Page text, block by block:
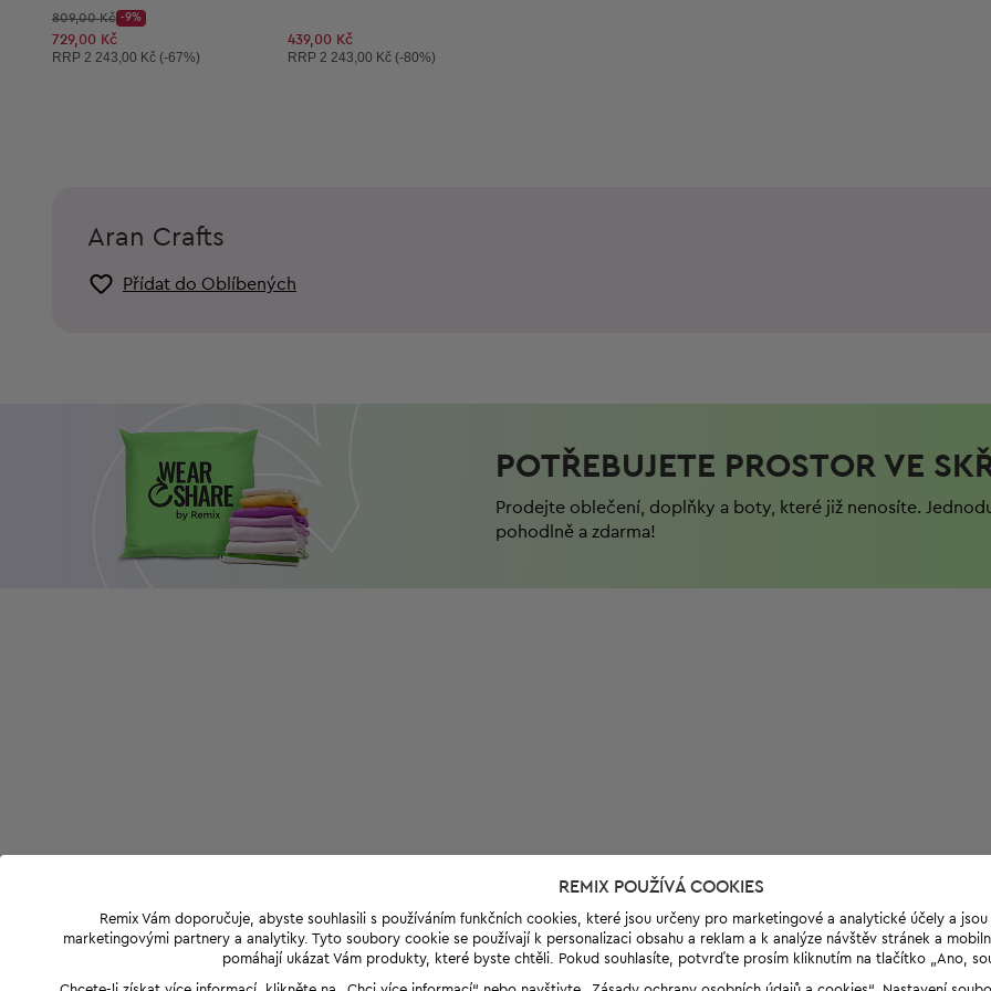
Původní cena:
809,00 Kč
Discount Price:
-9%
Snížená cena:
729,00 Kč
Doporučená cena:
RRP 2 243,00 Kč (-67%)
439,00 Kč
Doporučená cena:
RRP2 243,00 Kč (-80%)
Aran Crafts
Přídat do Oblíbených
POTŘEBUJETE PROSTOR VE
Prodejte oblečení, doplňky a boty, které již nenosíte.
pohodlně a zdarma!
REMIX POUŽÍVÁ COOKIES
Remix Vám doporučuje, abyste souhlasili s používáním funkčních cookies, které jsou určeny pro marketingové a analytické účely a
marketingovými partnery a analytiky. Tyto soubory cookie se používají k personalizaci obsahu a reklam a k analýze návštěv stránek a
pomáhají ukázat Vám produkty, které byste chtěli. Pokud souhlasíte, potvrďte prosím kliknutím na tlačítko „Ano,